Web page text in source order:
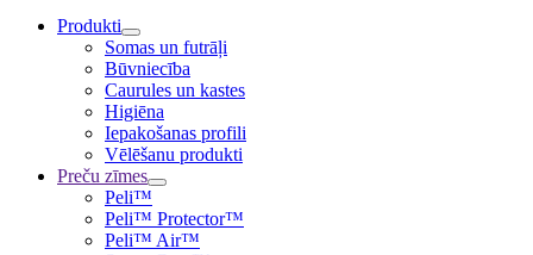
Produkti
Somas un futrāļi
Būvniecība
Caurules un kastes
Higiēna
Iepakošanas profili
Vēlēšanu produkti
Preču zīmes
Peli™
Peli™ Protector™
Peli™ Air™